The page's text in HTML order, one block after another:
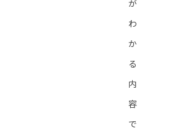
が
わ
か
る
内
容
で